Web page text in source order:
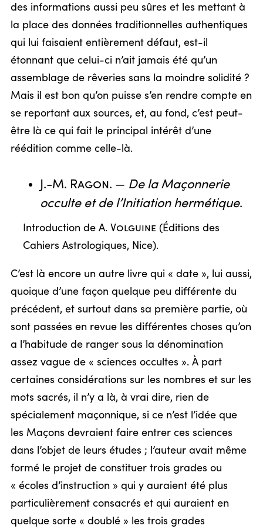
des informations aussi peu sûres et les mettant à
la place des données traditionnelles authentiques
qui lui faisaient entièrement défaut, est-il
étonnant que celui-ci n’ait jamais été qu’un
assemblage de rêveries sans la moindre solidité ?
Mais il est bon qu’on puisse s’en rendre compte en
se reportant aux sources, et, au fond, c’est peut-
être là ce qui fait le principal intérêt d’une
réédition comme celle-là.
J.-M. Ragon. — De la Maçonnerie
occulte et de l’Initiation hermétique.
Introduction de A. Volguine(Éditions des
Cahiers Astrologiques, Nice).
C’est là encore un autre livre qui « date », lui aussi,
quoique d’une façon quelque peu différente du
précédent, et surtout dans sa première partie, où
sont passées en revue les différentes choses qu’on
a l’habitude de ranger sous la dénomination
assez vague de « sciences occultes ». À part
certaines considérations sur les nombres et sur les
mots sacrés, il n’y a là, à vrai dire, rien de
spécialement maçonnique, si ce n’est l’idée que
les Maçons devraient faire entrer ces sciences
dans l’objet de leurs études ; l’auteur avait même
formé le projet de constituer trois grades ou
« écoles d’instruction » qui y auraient été plus
particulièrement consacrés et qui auraient en
quelque sorte « doublé » les trois grades